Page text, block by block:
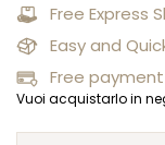
Free Express
Easy and
Free
Vuoi acquistarlo in